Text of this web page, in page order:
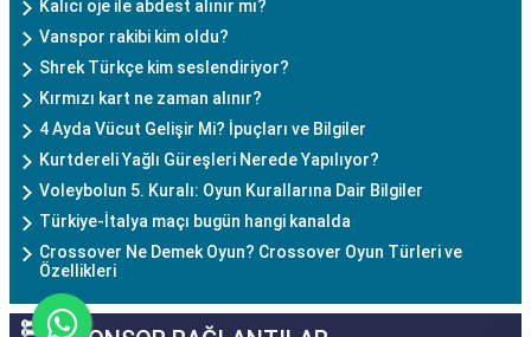
Kalıcı oje ile abdest alınır mı?
Vanspor rakibi kim oldu?
Shrek Türkçe kim seslendiriyor?
Kırmızı kart ne zaman alınır?
4 Ayda Vücut Gelişir Mi? İpuçları ve Bilgiler
Kurtdereli Yağlı Güreşleri Nerede Yapılıyor?
Voleybolun 5. Kuralı: Oyun Kurallarına Dair Bilgiler
Türkiye-İtalya maçı bugün hangi kanalda
Crossover Ne Demek Oyun? Crossover Oyun Türleri ve
Özellikleri